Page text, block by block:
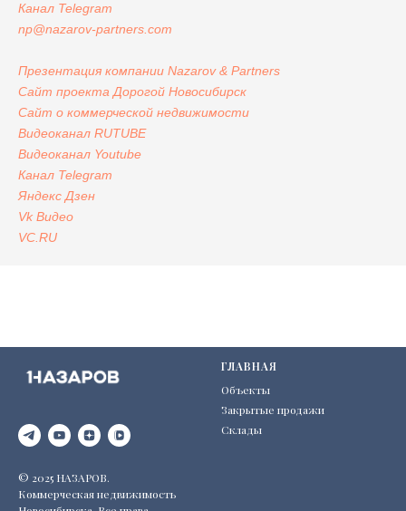
Канал Telegram
np@nazarov-partners.com
Презентация компании Nazarov & Partners
Сайт проекта Дорогой Новосибирск
Сайт о коммерческой недвижимости
Видеоканал RUTUBE
Видеоканал Youtube
Канал Telegram
Яндекс Дзен
Vk Видео
VC.RU
© 2025 НАЗАРОВ.
Коммерческая недвижимость
ГЛАВНАЯ
Объекты
Закрытые продажи
Склады